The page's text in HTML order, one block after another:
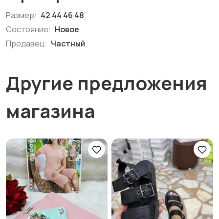
Размер: 42 44 46 48
Состояние: Новое
Продавец: Частный
Другие предложения
магазина